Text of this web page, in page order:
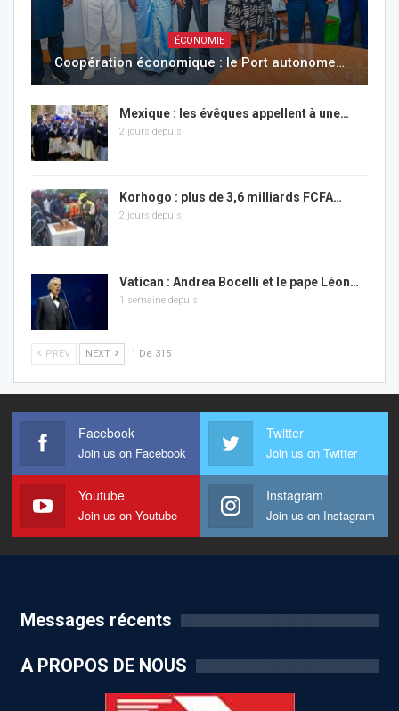
ÉCONOMIE
Coopération économique : le Port autonome…
Mexique : les évêques appellent à une…
2 jours depuis
Korhogo : plus de 3,6 milliards FCFA…
2 jours depuis
Vatican : Andrea Bocelli et le pape Léon…
1 semaine depuis
PREV NEXT 1 De 315
Facebook
Join us on Facebook
Twitter
Join us on Twitter
Youtube
Join us on Youtube
Instagram
Join us on Instagram
Messages récents
A PROPOS DE NOUS